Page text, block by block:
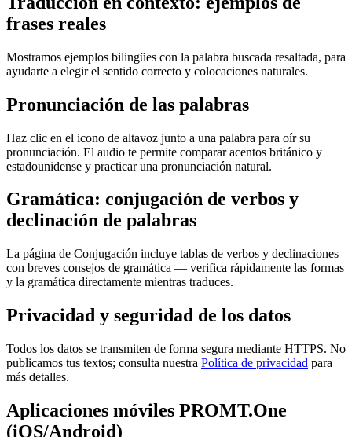
frases reales
Mostramos ejemplos bilingües con la palabra buscada resaltada, para
ayudarte a elegir el sentido correcto y colocaciones naturales.
Pronunciación de las palabras
Haz clic en el icono de altavoz junto a una palabra para oír su
pronunciación. El audio te permite comparar acentos británico y
estadounidense y practicar una pronunciación natural.
Gramática: conjugación de verbos y
declinación de palabras
La página de Conjugación incluye tablas de verbos y declinaciones
con breves consejos de gramática — verifica rápidamente las formas
y la gramática directamente mientras traduces.
Privacidad y seguridad de los datos
Todos los datos se transmiten de forma segura mediante HTTPS. No
publicamos tus textos; consulta nuestra Política de privacidad para
más detalles.
Aplicaciones móviles PROMT.One
(iOS/Android)